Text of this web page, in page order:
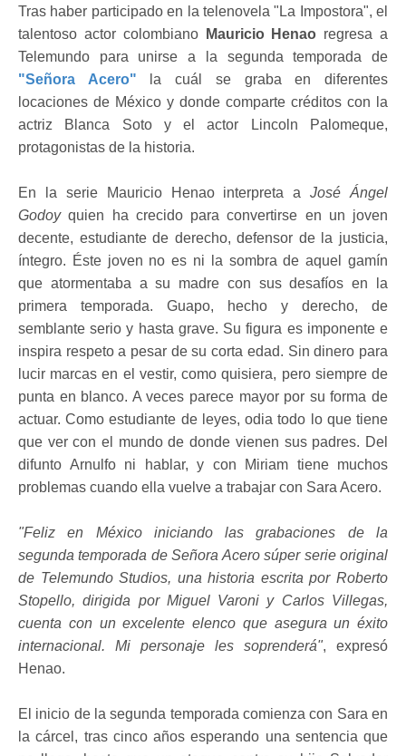
Tras haber participado en la telenovela "La Impostora", el
talentoso actor colombiano
Mauricio Henao regresa a
Telemundo para unirse a la segunda temporada de
"Señora Acero" la cuál se graba en diferentes
locaciones de México y donde comparte créditos con la
actriz Blanca Soto y el actor Lincoln Palomeque,
protagonistas de la historia.
En la serie Mauricio Henao interpreta aJosé Ángel
Godoyquien ha crecido para convertirse en un joven
decente, estudiante de derecho, defensor de la justicia,
íntegro. Éste joven no es ni la sombra de aquel gamín
que atormentaba a su madre con sus desafíos en la
primera temporada. Guapo, hecho y derecho, de
semblante serio y hasta grave. Su figura es imponente e
inspira respeto a pesar de su corta edad. Sin dinero para
lucir marcas en el vestir, como quisiera, pero siempre de
punta en blanco. A veces parece mayor por su forma de
actuar. Como estudiante de leyes, odia todo lo que tiene
que ver con el mundo de donde vienen sus padres. Del
difunto Arnulfo ni hablar, y con Miriam tiene muchos
problemas cuando ella vuelve a trabajar con Sara Acero.
"Feliz en México iniciando las grabaciones de la
segunda temporada de Señora Acero súper serie original
de Telemundo Studios, una historia escrita por Roberto
Stopello, dirigida por Miguel Varoni y Carlos Villegas,
cuenta con un excelente elenco que asegura un éxito
internacional. Mi personaje les soprenderá", expresó
Henao.
El inicio de la segunda temporada comienza con Sara en
la cárcel, tras cinco años esperando una sentencia que